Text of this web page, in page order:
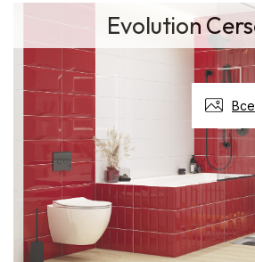
Evolution